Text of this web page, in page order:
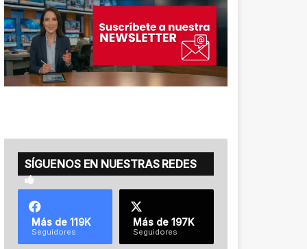
SÍGUENOS EN NUESTRAS REDES
Más de 119K
Seguidores
Más de 197K
Seguidores